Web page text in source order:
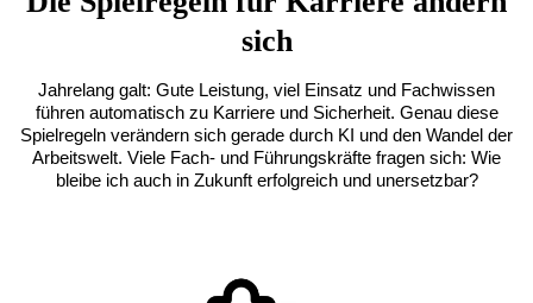
sich
Jahrelang galt: Gute Leistung, viel Einsatz und Fachwissen
führen automatisch zu Karriere und Sicherheit. Genau diese
Spielregeln verändern sich gerade durch KI und den Wandel der
Arbeitswelt. Viele Fach- und Führungskräfte fragen sich: Wie
bleibe ich auch in Zukunft erfolgreich und unersetzbar?